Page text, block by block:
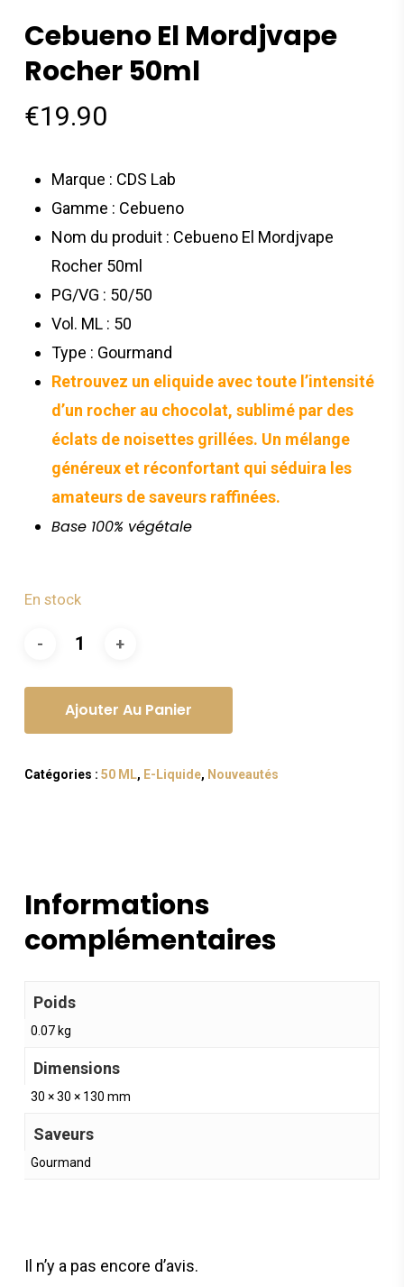
Cebueno El Mordjvape
Rocher 50ml
€19.90
Marque : CDS Lab
Gamme : Cebueno
Nom du produit : Cebueno El Mordjvape
Rocher 50ml
PG/VG : 50/50
Vol. ML : 50
Type : Gourmand
Retrouvez un eliquide avec toute l’intensité
d’un rocher au chocolat, sublimé par des
éclats de noisettes grillées. Un mélange
généreux et réconfortant qui séduira les
amateurs de saveurs raffinées.
Base 100% végétale
En stock
Ajouter Au Panier
Catégories : 50 ML, E-Liquide, Nouveautés
Informations
complémentaires
Poids
0.07 kg
Dimensions
30 × 30 × 130 mm
Saveurs
Gourmand
Il n’y a pas encore d’avis.